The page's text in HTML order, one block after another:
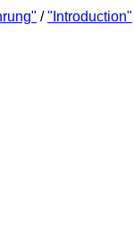
/"Introduction"